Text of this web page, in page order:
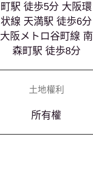
町駅 徒歩5分 大阪環
状線 天満駅 徒歩6分
大阪メトロ谷町線 南
森町駅 徒歩8分
土地權利
所有權